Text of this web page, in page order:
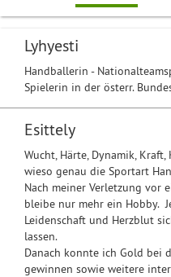
Lyhyesti
Handballerin -
Spielerin in der österr.
Esittely
Wucht, Härte, Dynamik,
wieso genau die Sportart
Nach meiner Verletzung vor
bleibe nur mehr ein Hobby.
Leidenschaft und Herzblut
lassen.
Danach konnte ich Gold bei
gewinnen sowie weitere